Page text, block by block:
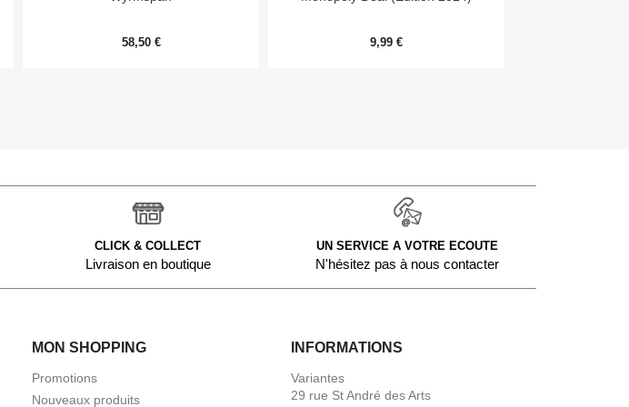
58,50 € 9,99 €
CLICK & COLLECT
Livraison en boutique
UN SERVICE A VOTRE ECOUTE
N'hésitez pas à nous contacter
MON SHOPPING
Promotions
Nouveaux produits
INFORMATIONS
Variantes
29 rue St André des Arts